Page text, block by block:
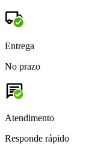
Entrega
No prazo
Atendimento
Responde rápido